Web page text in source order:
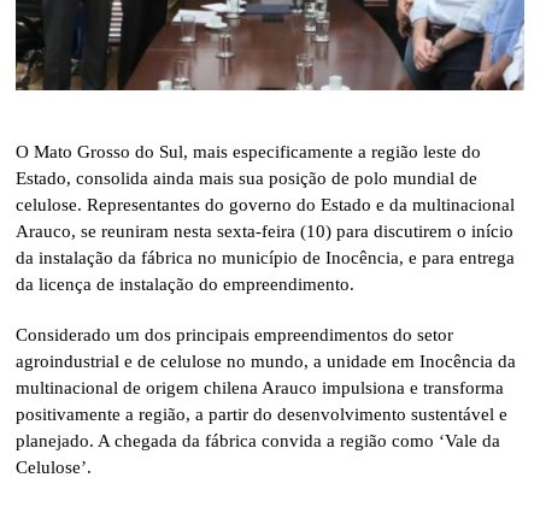
O Mato Grosso do Sul, mais especificamente a região leste do
Estado, consolida ainda mais sua posição de polo mundial de
celulose. Representantes do governo do Estado e da multinacional
Arauco, se reuniram nesta sexta-feira (10) para discutirem o início
da instalação da fábrica no município de Inocência, e para entrega
da licença de instalação do empreendimento.
Considerado um dos principais empreendimentos do setor
agroindustrial e de celulose no mundo, a unidade em Inocência da
multinacional de origem chilena Arauco impulsiona e transforma
positivamente a região, a partir do desenvolvimento sustentável e
planejado. A chegada da fábrica convida a região como ‘Vale da
Celulose’.